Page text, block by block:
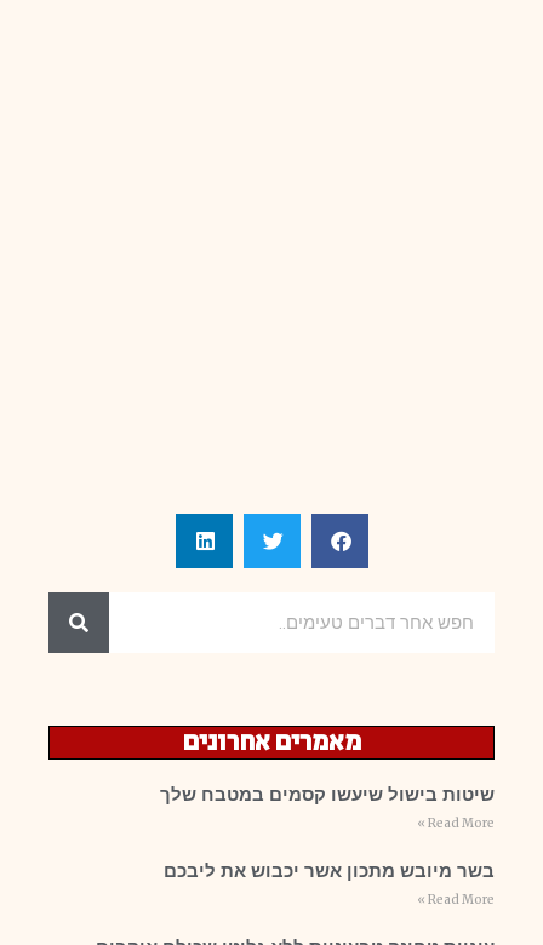
מאמרים אחרונים
שיטות בישול שיעשו קסמים במטבח שלך
Read More »
בשר מיובש מתכון אשר יכבוש את ליבכם
Read More »